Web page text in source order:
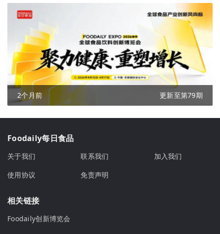
2个月前 更新至第79期
Foodaily每日食品
关于我们 联系我们
加入我们
使用协议
免责声明
相关链接
Foodaily创新博览会